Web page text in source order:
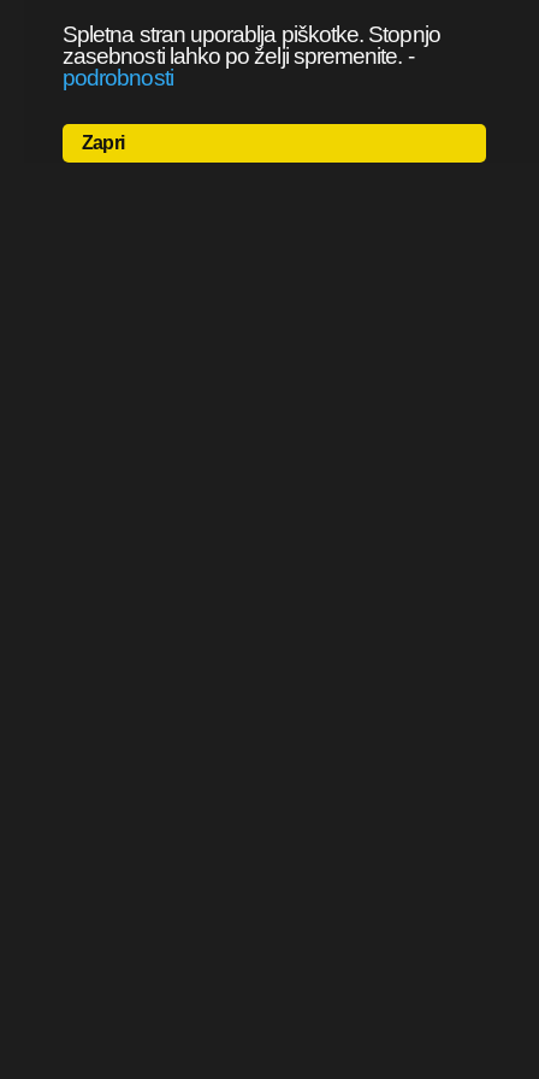
Spletna stran uporablja piškotke. Stopnjo
zasebnosti lahko po želji spremenite. -
podrobnosti
Zapri